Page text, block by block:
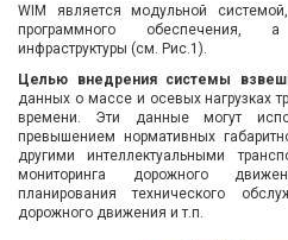
WIM является модульной
программного обеспечения,
инфраструктуры (см. Рис.1).
Целью внедрения системы
данных о массе и осевых нагрузках
времени. Эти данные могут
превышением нормативных
другими интеллектуальными
мониторинга дорожного
планирования технического
дорожного движения и т.п.